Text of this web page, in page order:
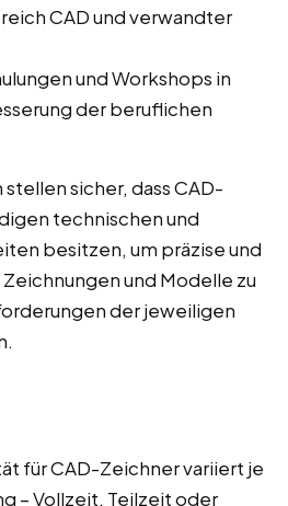
CAD und verwandter
und Workshops in
der beruflichen
sicher, dass CAD-
technischen und
besitzen, um präzise und
und Modelle zu
der jeweiligen
für CAD-Zeichner variiert je
– Vollzeit, Teilzeit oder